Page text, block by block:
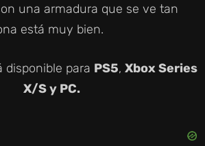
una armadura que se ve tan
está muy bien.
para PS5, Xbox Series
X/S y PC.